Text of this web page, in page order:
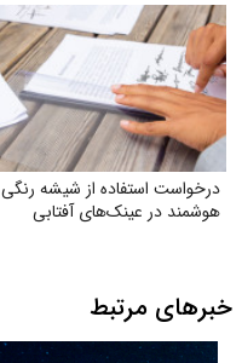
درخواست استفاده از شیشه رنگی
هوشمند در عینک‌های آفتابی
خبرهای مرتبط